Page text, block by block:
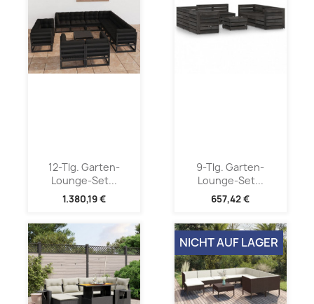
12-Tlg. Garten-
Lounge-Set...
1.380,19 €
9-Tlg. Garten-
Lounge-Set...
657,42 €
NICHT AUF LAGER